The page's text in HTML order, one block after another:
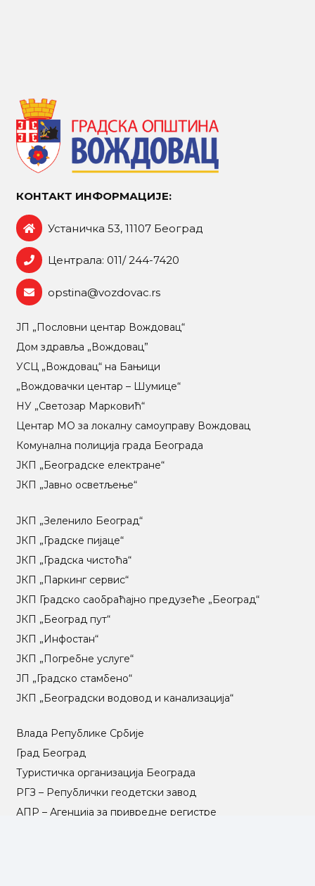
КОНТАКТ ИНФОРМАЦИЈЕ:
Устаничка 53, 11107 Београд
Централа: 011/ 244-7420
opstina@vozdovac.rs
ЈП „Пословни центар Вождовац“
Дом здравља „Вождовац”
УСЦ „Вождовац“ на Бањици
„Вождовачки центар – Шумице“
НУ „Светозар Марковић“
Центар МO за локалну самоуправу Вождовац
Комунална полиција града Београда
ЈКП „Београдске електране“
ЈКП „Јавно осветљење“
ЈКП „Зеленило Београд“
ЈКП „Градске пијаце“
ЈКП „Градска чистоћа“
ЈКП „Паркинг сервис“
ЈКП Градско саобраћајно предузеће „Београд“
ЈКП „Београд пут“
ЈКП „Инфостан“
ЈКП „Погребне услуге“
ЈП „Градско стамбено“
ЈКП „Београдски водовод и канализација“
Влада Републике Србије
Град Београд
Туристичка организација Београда
РГЗ – Републички геодетски завод
АПР – Агенција за привредне регистре